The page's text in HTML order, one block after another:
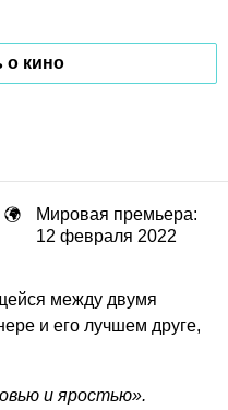
о кино
Мировая премьера:
12 февраля 2022
между двумя
и его лучшем друге,
и яростью».